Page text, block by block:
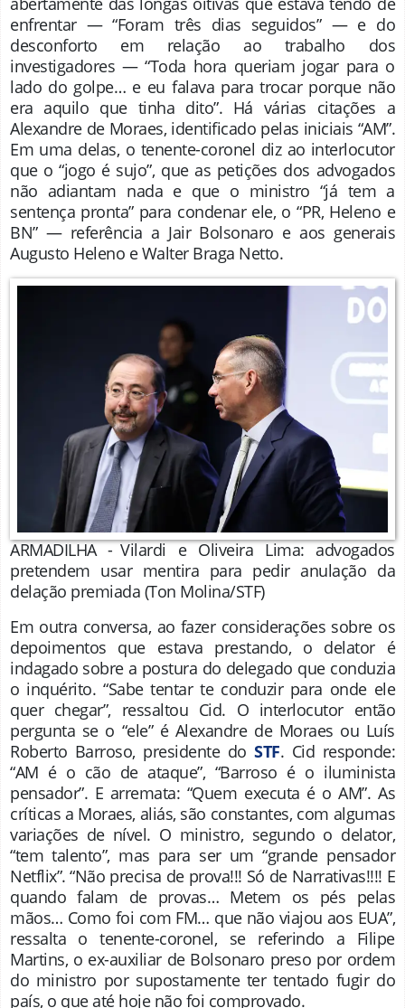
enfrentar — “Foram três dias seguidos” — e do
desconforto em relação ao trabalho dos
investigadores — “Toda hora queriam jogar para o
lado do golpe… e eu falava para trocar porque não
era aquilo que tinha dito”. Há várias citações a
Alexandre de Moraes, identificado pelas iniciais “AM”.
Em uma delas, o tenente-coronel diz ao interlocutor
que o “jogo é sujo”, que as petições dos advogados
não adiantam nada e que o ministro “já tem a
sentença pronta” para condenar ele, o “PR, Heleno e
BN” — referência a Jair Bolsonaro e aos generais
Augusto Heleno e Walter Braga Netto.
ARMADILHA - Vilardi e Oliveira Lima: advogados
pretendem usar mentira para pedir anulação da
delação premiada (Ton Molina/STF)
Em outra conversa, ao fazer considerações sobre os
depoimentos que estava prestando, o delator é
indagado sobre a postura do delegado que conduzia
o inquérito. “Sabe tentar te conduzir para onde ele
quer chegar”, ressaltou Cid. O interlocutor então
pergunta se o “ele” é Alexandre de Moraes ou Luís
Roberto Barroso, presidente doSTF. Cid responde:
“AM é o cão de ataque”, “Barroso é o iluminista
pensador”. E arremata: “Quem executa é o AM”. As
críticas a Moraes, aliás, são constantes, com algumas
variações de nível. O ministro, segundo o delator,
“tem talento”, mas para ser um “grande pensador
Netflix”. “Não precisa de prova!!! Só de Narrativas!!!! E
quando falam de provas… Metem os pés pelas
mãos… Como foi com FM… que não viajou aos EUA”,
ressalta o tenente-coronel, se referindo a Filipe
Martins, o ex-­auxiliar de Bolsonaro preso por ordem
do ministro por supostamente ter tentado fugir do
país, o que até hoje não foi comprovado.